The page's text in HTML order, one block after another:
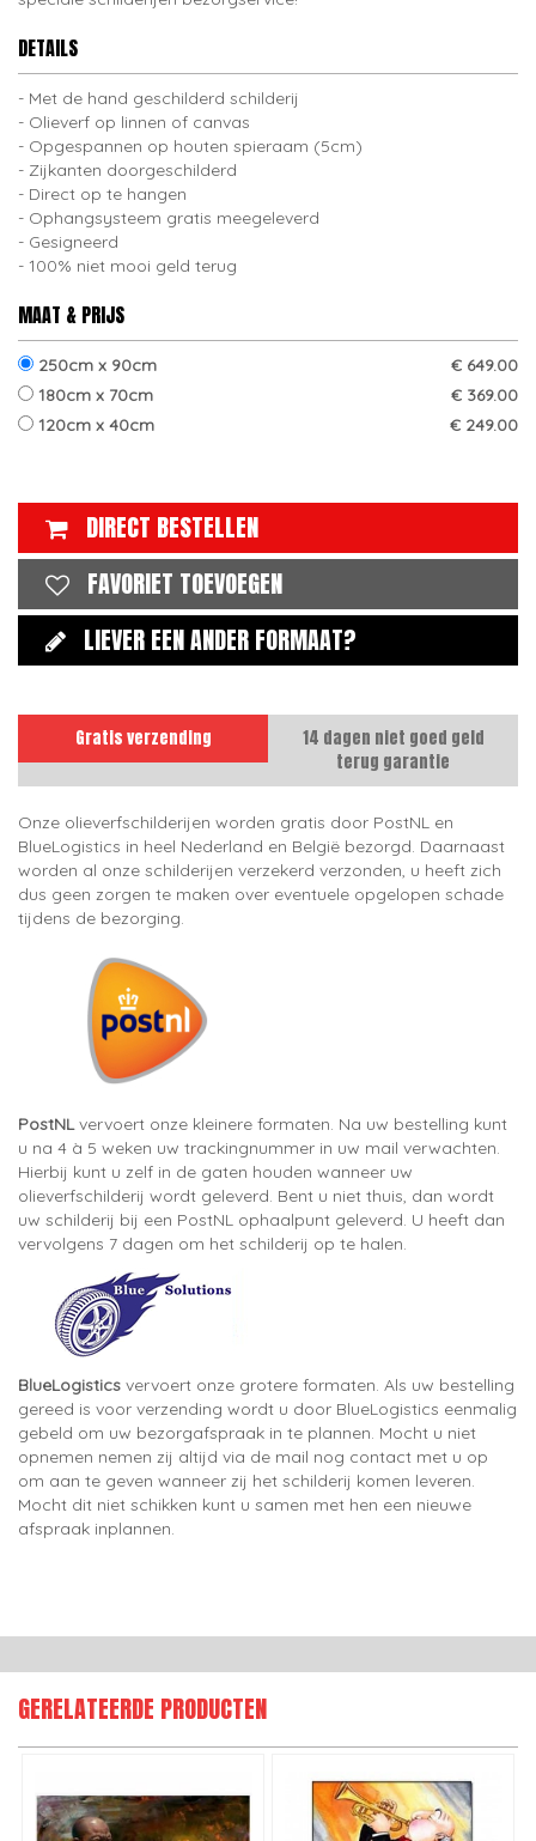
DETAILS
Met de hand geschilderd schilderij
Olieverf op linnen of canvas
Opgespannen op houten spieraam (5cm)
Zijkanten doorgeschilderd
Direct op te hangen
Ophangsysteem gratis meegeleverd
Gesigneerd
100% niet mooi geld terug
MAAT & PRIJS
250cm x 90cm
€ 649.00
180cm x 70cm
€ 369.00
120cm x 40cm
€ 249.00
DIRECT BESTELLEN
FAVORIET TOEVOEGEN
LIEVER EEN ANDER FORMAAT?
Gratis verzending
14 dagen niet goed geld
terug garantie
Onze olieverfschilderijen worden gratis door PostNL en
BlueLogistics in heel Nederland en België bezorgd. Daarnaast
worden al onze schilderijen verzekerd verzonden, u heeft zich
dus geen zorgen te maken over eventuele opgelopen schade
tijdens de bezorging.
PostNLvervoert onze kleinere formaten. Na uw bestelling kunt
u na 4 à 5 weken uw trackingnummer in uw mail verwachten.
Hierbij kunt u zelf in de gaten houden wanneer uw
olieverfschilderij wordt geleverd. Bent u niet thuis, dan wordt
uw schilderij bij een PostNL ophaalpunt geleverd. U heeft dan
vervolgens 7 dagen om het schilderij op te halen.
BlueLogistics vervoert onze grotere formaten. Als uw bestelling
gereed is voor verzending wordt u door BlueLogistics eenmalig
gebeld om uw bezorgafspraak in te plannen. Mocht u niet
opnemen nemen zij altijd via de mail nog contact met u op
om aan te geven wanneer zij het schilderij komen leveren.
Mocht dit niet schikken kunt u samen met hen een nieuwe
afspraak inplannen.
GERELATEERDE PRODUCTEN